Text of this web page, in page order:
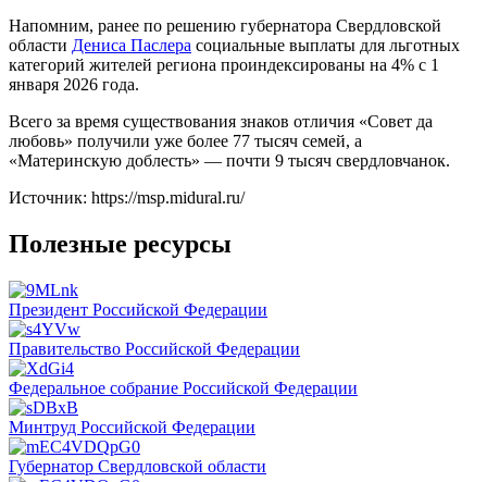
Напомним, ранее по решению губернатора Свердловской
области Дениса Паслера социальные выплаты для льготных
категорий жителей региона проиндексированы на 4% с 1
января 2026 года.
Всего за время существования знаков отличия «Совет да
любовь» получили уже более 77 тысяч семей, а
«Материнскую доблесть» — почти 9 тысяч свердловчанок.
Источник: https://msp.midural.ru/
Полезные ресурсы
Президент Российской Федерации
Правительство Российской Федерации
Федеральное собрание Российской Федерации
Минтруд Российской Федерации
Губернатор Свердловской области